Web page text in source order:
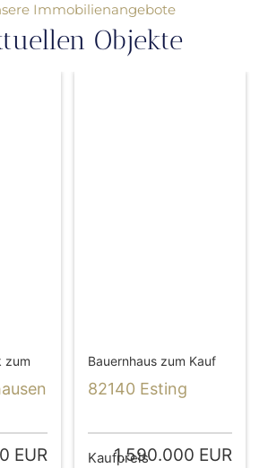
Immobilienangebote
Objekte
zum
EUR
Bauernhaus zum Kauf
82140 Esting
Kaufpreis
1.590.000 EUR